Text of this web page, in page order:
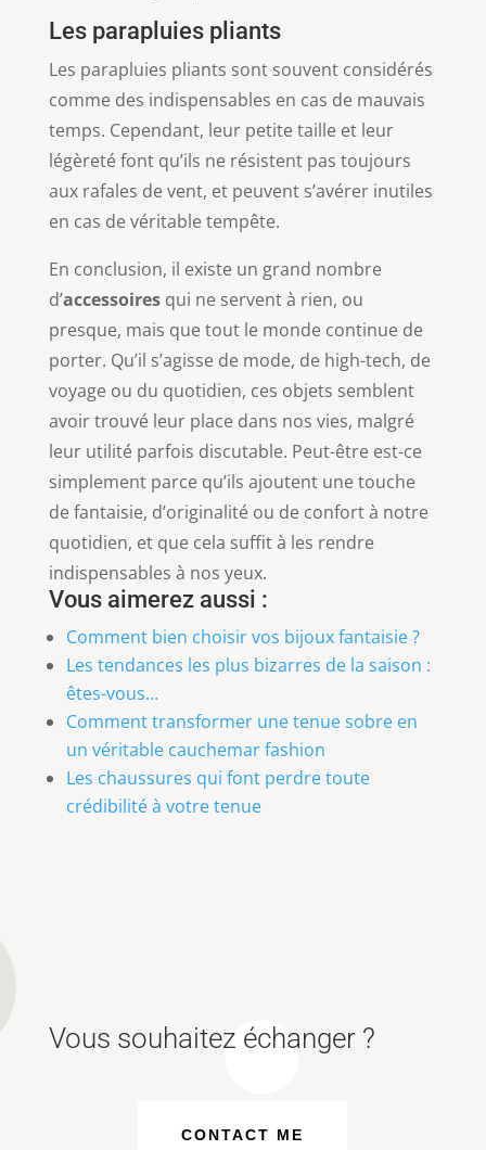
Les parapluies pliants
Les parapluies pliants sont souvent considérés
comme des indispensables en cas de mauvais
temps. Cependant, leur petite taille et leur
légèreté font qu’ils ne résistent pas toujours
aux rafales de vent, et peuvent s’avérer inutiles
en cas de véritable tempête.
En conclusion, il existe un grand nombre
d’accessoiresqui ne servent à rien, ou
presque, mais que tout le monde continue de
porter. Qu’il s’agisse de mode, de high-tech, de
voyage ou du quotidien, ces objets semblent
avoir trouvé leur place dans nos vies, malgré
leur utilité parfois discutable. Peut-être est-ce
simplement parce qu’ils ajoutent une touche
de fantaisie, d’originalité ou de confort à notre
quotidien, et que cela suffit à les rendre
indispensables à nos yeux.
Vous aimerez aussi :
Comment bien choisir vos bijoux fantaisie ?
Les tendances les plus bizarres de la saison :
êtes-vous…
Comment transformer une tenue sobre en
un véritable cauchemar fashion
Les chaussures qui font perdre toute
crédibilité à votre tenue
Vous souhaitez échanger ?
CONTACT ME